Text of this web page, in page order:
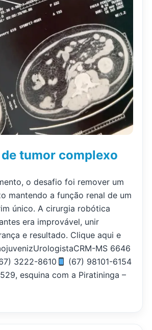
tumor complexo
o desafio foi remover um
mantendo a função renal de um
único. A cirurgia robótica
era improvável, unir
e resultado. Clique aqui e
MS 6646
3222-8610
(67) 98101-6154
esquina com a Piratininga –